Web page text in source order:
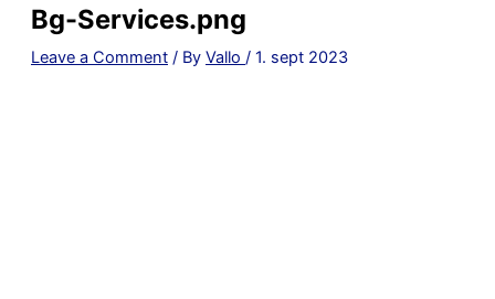
Bg-Services.png
Leave a Comment / By Vallo / 1. sept 2023